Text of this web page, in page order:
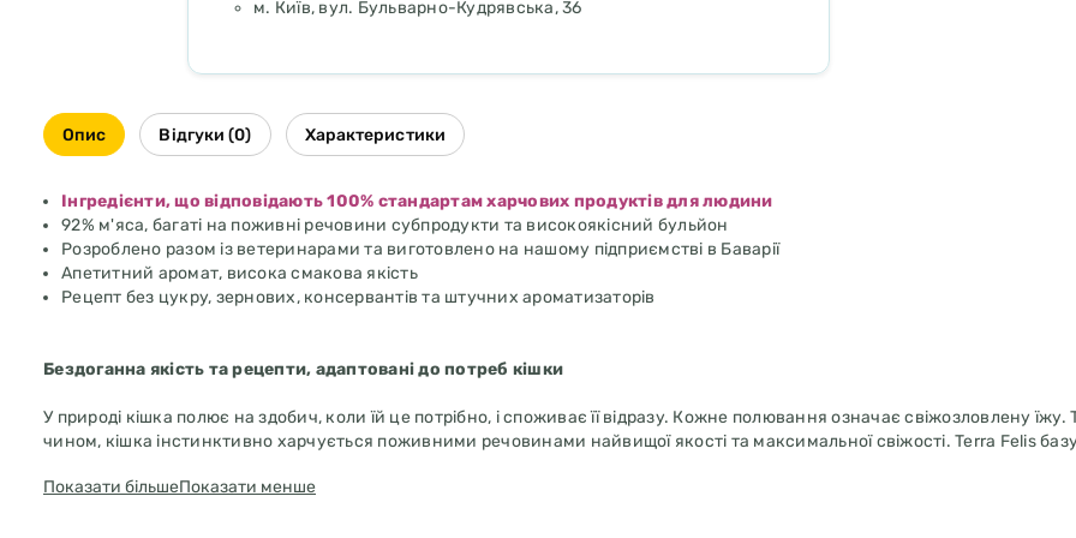
м. Київ, вул. Бульварно-Кудрявська, 36
Опис Відгуки (0) Характеристики
Інгредієнти, що відповідають 100% стандартам харчових продуктів для людини
92% м'яса, багаті на поживні речовини субпродукти та високоякісний бульйон
Розроблено разом із ветеринарами та виготовлено на нашому підприємстві в Баварії
Апетитний аромат, висока смакова якість
Рецепт без цукру, зернових, консервантів та штучних ароматизаторів
Бездоганна якість та рецепти, адаптовані до потреб кішки
У природі кішка полює на здобич, коли їй це потрібно, і споживає її відразу. Кожне полювання означає свіжозловлену їжу.
чином, кішка інстинктивно харчується поживними речовинами найвищої якості та максимальної свіжості. Terra Felis
кормом для котів, всі інгредієнти якого на 100 % відповідають стандартам харчування людини і якісно відрізняються від
Показати більшеПоказати менше